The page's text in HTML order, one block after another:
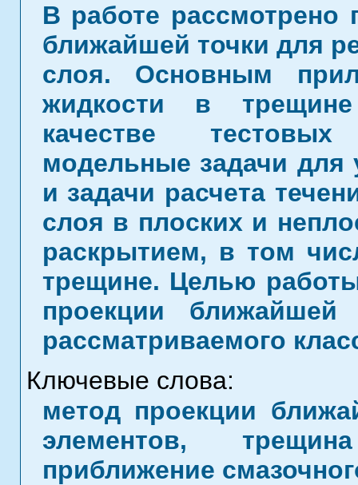
В работе рассмотрено
ближайшей точки для
слоя. Основным
жидкости в
качестве
модельные задачи для
и задачи расчета
слоя в плоских и
раскрытием, в том
трещине. Целью
проекции
рассматриваемого
Ключевые слова:
метод проекции
элементов,
приближение